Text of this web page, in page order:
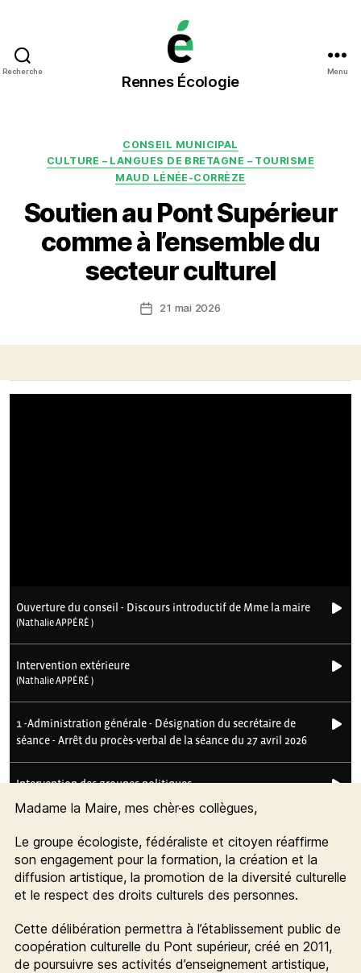
Recherche
Rennes
Écologie
Rennes Écologie
Menu
Catégories
CONSEIL MUNICIPAL
CULTURE – LANGUES DE BRETAGNE – TOURISME
MAUD LÉNÉE-CORRÈZE
Soutien au Pont Supérieur
comme à l’ensemble du
secteur culturel
Date21 mai 2026
Madame la Maire, mes chèr·es collègues,
Le groupe écologiste, fédéraliste et citoyen réaffirme
son engagement pour la formation, la création et la
diffusion artistique, la promotion de la diversité culturelle
et le respect des droits culturels des personnes.
Cette délibération permettra à l’établissement public de
coopération culturelle du Pont supérieur, créé en 2011,
de poursuivre ses activités d’enseignement artistique,